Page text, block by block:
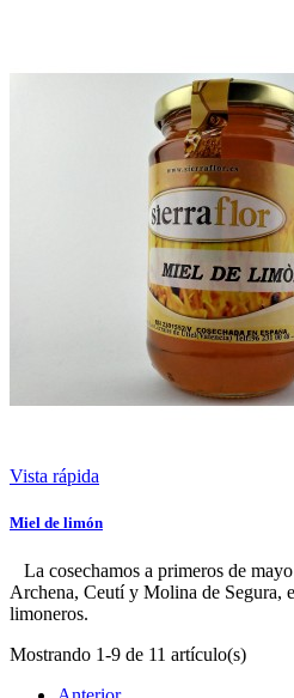
Vista rápida
Miel de limón
La cosechamos a primeros de
Archena, Ceutí y Molina de Segura,
limoneros.
Mostrando 1-9 de 11 artículo(s)